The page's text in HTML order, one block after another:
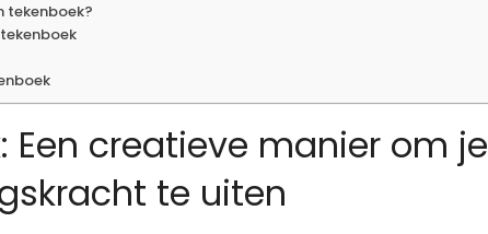
tekenboek?
Een creatieve manier om je
te uiten